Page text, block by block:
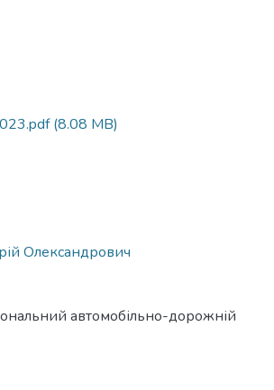
(8.08 MB)
Олександрович
автомобільно-дорожній